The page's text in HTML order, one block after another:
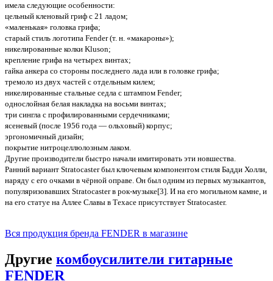
имела следующие особенности:
цельный кленовый гриф с 21 ладом;
«маленькая» головка грифа;
старый стиль логотипа Fender (т. н. «макароны»);
никелированные колки Kluson;
крепление грифа на четырех винтах;
гайка анкера со стороны последнего лада или в головке грифа;
тремоло из двух частей с отдельным килем;
никелированные стальные седла с штампом Fender;
однослойная белая накладка на восьми винтах;
три сингла с профилированными сердечниками;
ясеневый (после 1956 года — ольховый) корпус;
эргономичный дизайн;
покрытие нитроцеллюлозным лаком.
Другие производители быстро начали имитировать эти новшества.
Ранний вариант Stratocaster был ключевым компонентом стиля Бадди Холли,
наряду с его очками в чёрной оправе. Он был одним из первых музыкантов,
популяризовавших Stratocaster в рок-музыке[3]. И на его могильном камне, и
на его статуе на Аллее Славы в Техасе присутствует Stratocaster.
Вся продукция бренда FENDER в магазине
Другие комбоусилители гитарные
FENDER